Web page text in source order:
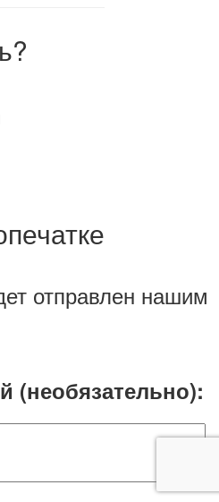
отправлен нашим
(необязательно):